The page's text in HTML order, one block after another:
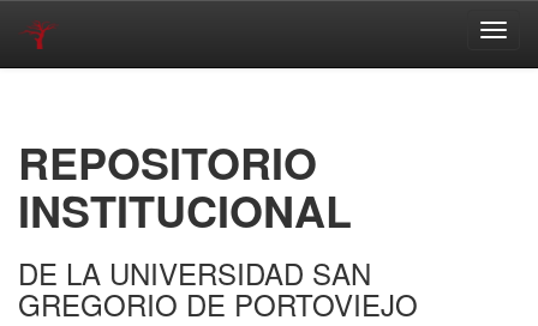
REPOSITORIO
INSTITUCIONAL
DE LA UNIVERSIDAD SAN
GREGORIO DE PORTOVIEJO